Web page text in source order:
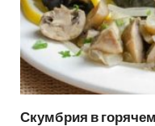
Скумбрия в